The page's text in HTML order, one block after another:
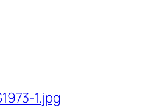
1.jpg